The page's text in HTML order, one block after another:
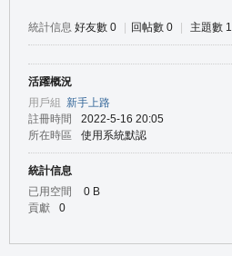
統計信息 好友數 0 回帖數 0 主題數 1
活躍概況
用戶組 新手上路
註冊時間
2022-5-16 20:05
所在時區
使用系統默認
統計信息
已用空間
0 B
貢獻
0